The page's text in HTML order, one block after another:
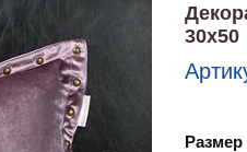
30х50
Размер